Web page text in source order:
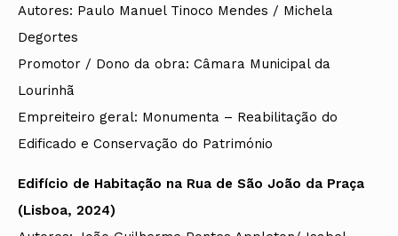
Autores: Paulo Manuel Tinoco Mendes / Michela
Degortes
Promotor / Dono da obra: Câmara Municipal da
Lourinhã
Empreiteiro geral: Monumenta – Reabilitação do
Edificado e Conservação do Património
Edifício de Habitação na Rua de São João da Praça
(Lisboa, 2024)